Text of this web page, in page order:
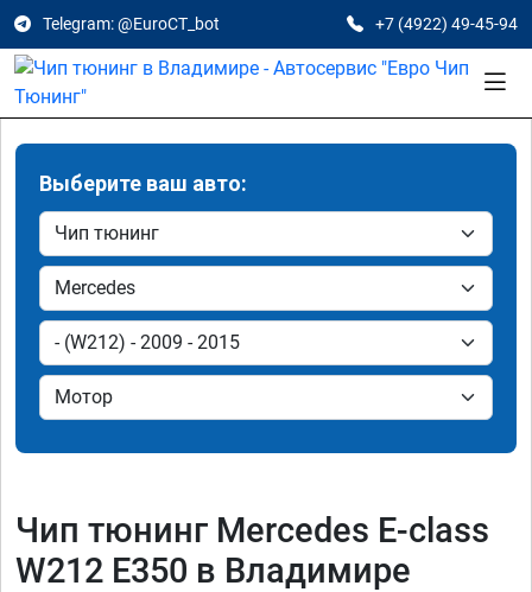
Telegram: @EuroCT_bot +7 (4922) 49-45-94
Выберите ваш авто:
Чип тюнинг Mercedes E-class
W212 E350 в Владимире